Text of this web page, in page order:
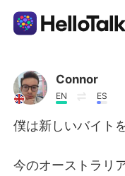
Dil Değişimi
AI Grammar
Connor
EN ES
僕は新しいバイト
今のオーストラリ